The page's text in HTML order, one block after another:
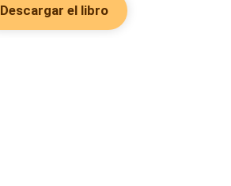
Descargar el libro